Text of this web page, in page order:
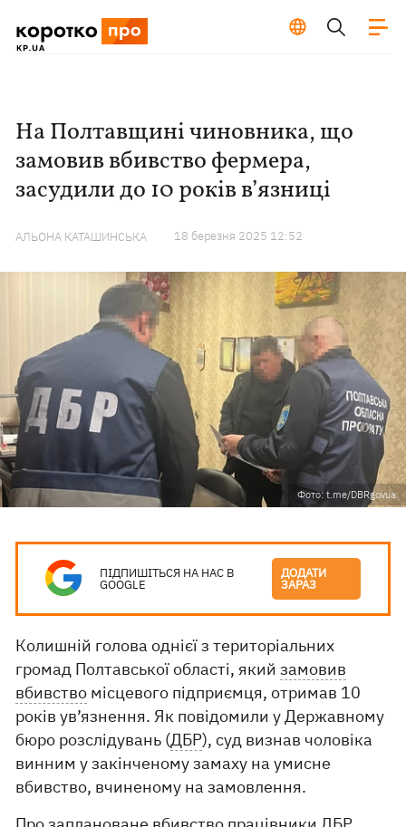
На Полтавщині чиновника, що
замовив вбивство фермера,
засудили до 10 років в’язниці
АЛЬОНА КАТАШИНСЬКА 18 березня 2025 12:52
Фото: t.me/DBRgovua
ПІДПИШІТЬСЯ НА НАС В
GOOGLE
ДОДАТИ
ЗАРАЗ
Колишній голова однієї з територіальних
громад Полтавської області, якийзамовив
вбивство місцевого підприємця, отримав 10
років ув’язнення. Як повідомили у Державному
бюро розслідувань (ДБР), суд визнав чоловіка
винним у закінченому замаху на умисне
вбивство, вчиненому на замовлення.